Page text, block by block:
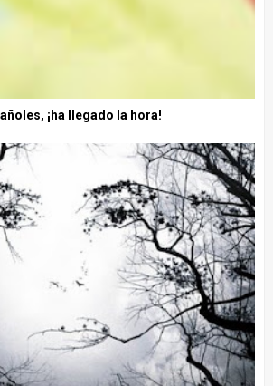
¡ha llegado la hora!